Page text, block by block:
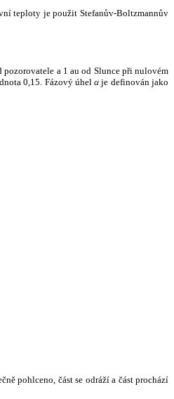
teploty je použit Stefanův-Boltzmannův
a 1 au od Slunce při nulovém
0,15. Fázový úhelα je definován jako
pohlceno, část se odráží a část prochází